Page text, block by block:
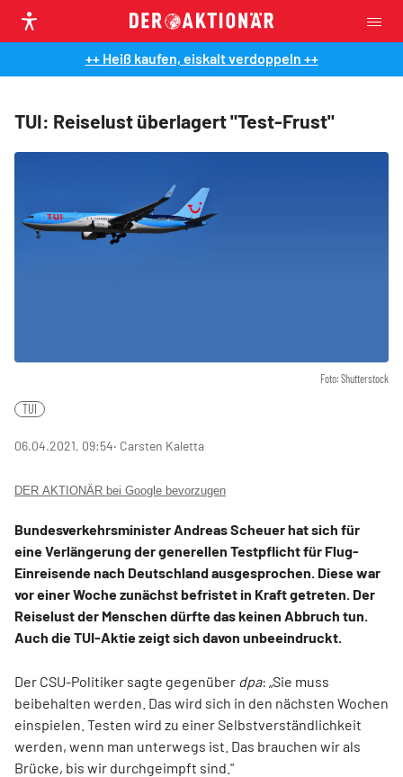
++ Heiß kaufen, eiskalt verdoppeln ++
TUI: Reiselust überlagert "Test-Frust"
Foto: Shutterstock
TUI
06.04.2021, 09:54‧ Carsten Kaletta
DER AKTIONÄR bei Google bevorzugen
Bundesverkehrsminister Andreas Scheuer hat sich für
eine Verlängerung der generellen Testpflicht für Flug-
Einreisende nach Deutschland ausgesprochen. Diese war
vor einer Woche zunächst befristet in Kraft getreten. Der
Reiselust der Menschen dürfte das keinen Abbruch tun.
Auch die TUI-Aktie zeigt sich davon unbeeindruckt.
Der CSU-Politiker sagte gegenüber dpa: „Sie muss
beibehalten werden. Das wird sich in den nächsten Wochen
einspielen. Testen wird zu einer Selbstverständlichkeit
werden, wenn man unterwegs ist. Das brauchen wir als
Brücke, bis wir durchgeimpft sind."